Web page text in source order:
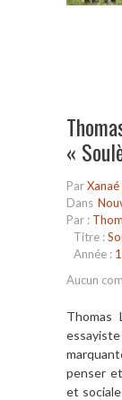
«
Par
Dans
Par :
Titre :
Année :
Aucun
Thomas
penser
et